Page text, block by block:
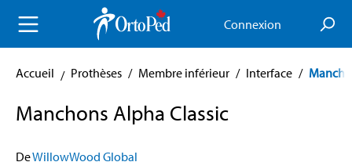
principal Connexion
Accueil Prothèses / Membre inférieur / Interface /
Manchons Alpha Classic
DeWillowWood Global